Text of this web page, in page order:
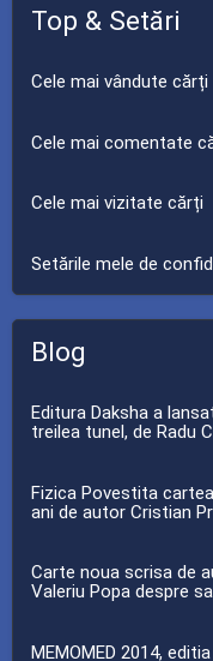
Top & Setări
Cele mai vândute cărți
Cele mai comentate
Cele mai vizitate cărți
Setările mele de
Blog
Editura Daksha a
treilea tunel, de Radu
Fizica Povestita
ani de autor Cristian
Carte noua scrisa de
Valeriu Popa despre
MEMOMED 2014,